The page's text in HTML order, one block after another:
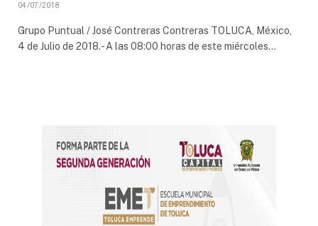
04/07/2018
Grupo Puntual / José Contreras Contreras TOLUCA, México,
4 de Julio de 2018.- A las 08:00 horas de este miércoles…